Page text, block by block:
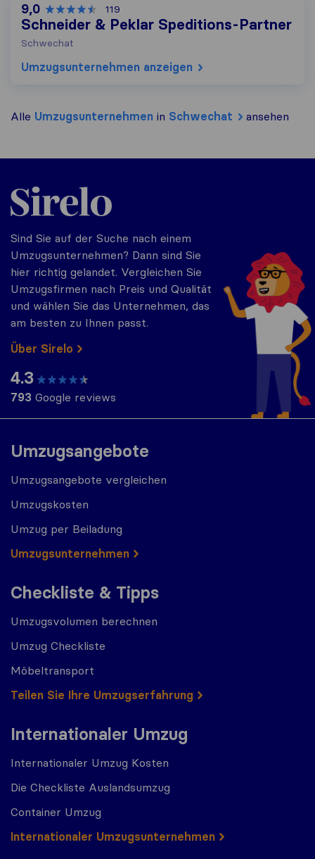
9,0 119
Schneider & Peklar Speditions-Partner
Schwechat
Umzugs​unternehmen anzeigen
Alle Umzugs​unternehmen in Schwechat ansehen
Umzugsangebote
Umzugsangebote vergleichen
Umzugskosten
Umzug per Beiladung
Umzugs​​unternehmen
Checkliste & Tipps
Umzugsvolumen berechnen
Umzug Checkliste
Möbeltransport
Teilen Sie Ihre Umzugserfahrung
Internationaler Umzug
Internationaler Umzug Kosten
Die Checkliste Auslandsumzug
Container Umzug
Internationaler Umzugsunternehmen
Sirelo.at
Sind Sie auf der Suche nach einem
Umzugsunternehmen? Dann sind Sie
hier richtig gelandet. Vergleichen Sie
Umzugsfirmen nach Preis und Qualität
und wählen Sie das Unternehmen, das
am besten zu Ihnen passt.
Über Sirelo
4.3
793 Google reviews